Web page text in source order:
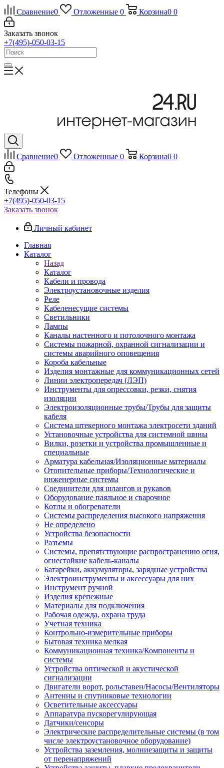
Сравнение0 Отложенные 0 Корзина0 0
Заказать звонок
+7(495)-050-03-15
Сравнение0 Отложенные 0 Корзина0 0
Телефоны
+7(495)-050-03-15
Заказать звонок
Личный кабинет
Главная
Каталог
Назад
Каталог
Кабели и провода
Электроустановочные изделия
Реле
Кабеленесущие системы
Светильники
Лампы
Каналы настенного и потолочного монтажа
Системы пожарной, охранной сигнализации и
системы аварийного оповещения
Короба кабельные
Изделия монтажные для коммуникационных сетей
Линии электропередач (ЛЭП)
Инструменты для опрессовки, резки, снятия
изоляции
Электроизоляционные трубы/Трубы для защиты
кабеля
Система штекерного монтажа электросети зданий
Установочные устройства для системной шины
Вилки, розетки и устройства промышленные и
специальные
Арматура кабельная/Изоляционные материалы
Отопительные приборы/Технологические и
инженерные системы
Соединители для шлангов и рукавов
Оборудование паяльное и сварочное
Котлы и обогреватели
Системы распределения высокого напряжения
Не определено
Устройства безопасности
Разъемы
Системы, препятствующие распространению огня,
огнестойкие кабель-каналы
Батарейки, аккумуляторы, зарядные устройства
Электроинструменты и аксессуары для них
Инструмент ручной
Изделия крепежные
Материалы для подключения
Рабочая одежда, охрана труда
Учетная техника
Контрольно-измерительные приборы
Бытовая техника мелкая
Коммуникационная техника/Компоненты и
системы
Устройства оптической и акустической
сигнализации
Двигатели ворот, рольставен/Насосы/Вентиляторы
Антенны и спутниковые технологии
Осветительные аксессуары
Аппаратура пускорегулирующая
Датчики/сенсоры
Электрические распределительные системы (в том
числе электроустановочное оборудование)
Устройства заземления, молниезащиты и защиты
от перенапряжений